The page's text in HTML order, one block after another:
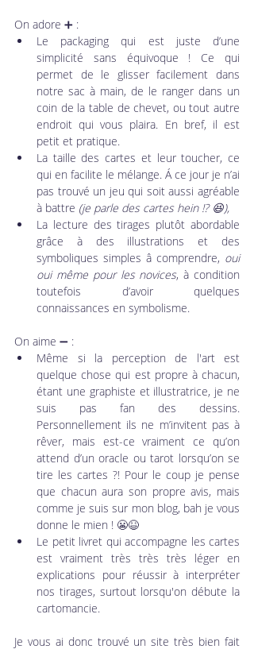
On adore ➕ :
Le packaging qui est juste d’une
simplicité sans équivoque ! Ce qui
permet de le glisser facilement dans
notre sac à main, de le ranger dans un
coin de la table de chevet, ou tout autre
endroit qui vous plaira. En bref, il est
petit et pratique.
La taille des cartes et leur toucher, ce
qui en facilite le mélange. Á ce jour je n’ai
pas trouvé un jeu qui soit aussi agréable
à battre (je parle des cartes hein !? 😆),
La lecture des tirages plutôt abordable
grâce à des illustrations et des
symboliques simples â comprendre, oui
oui même pour les novices, à condition
toutefois d’avoir quelques
connaissances en symbolisme.
On aime ➖ :
Même si la perception de l'art est
quelque chose qui est propre à chacun,
étant une graphiste et illustratrice, je ne
suis pas fan des dessins.
Personnellement ils ne m’invitent pas à
rêver, mais est-ce vraiment ce qu’on
attend d’un oracle ou tarot lorsqu’on se
tire les cartes ?! Pour le coup je pense
que chacun aura son propre avis, mais
comme je suis sur mon blog, bah je vous
donne le mien ! 😬😆
Le petit livret qui accompagne les cartes
est vraiment très très très léger en
explications pour réussir à interpréter
nos tirages, surtout lorsqu'on débute la
cartomancie.
Je vous ai donc trouvé un site très bien fait